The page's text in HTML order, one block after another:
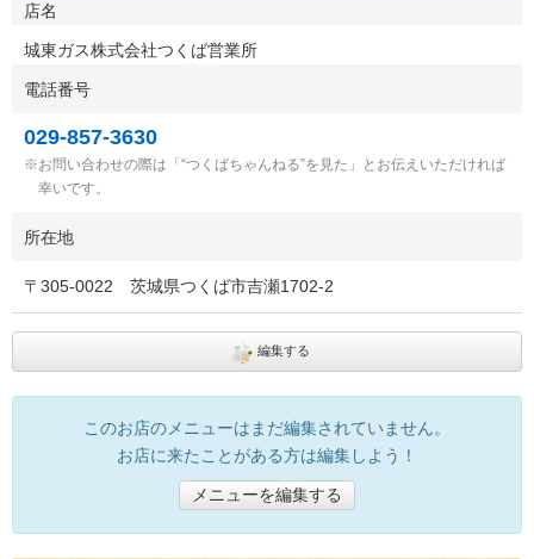
店名
城東ガス株式会社つくば営業所
電話番号
029-857-3630
お問い合わせの際は「“つくばちゃんねる”を見た」とお伝えいただければ
幸いです。
所在地
〒 305-0022 茨城県つくば市吉瀬1702-2
編集する
このお店のメニューはまだ編集されていません。
お店に来たことがある方は編集しよう！
メニューを編集する